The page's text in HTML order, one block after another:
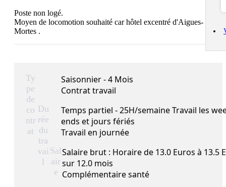
Poste non logé.
Moyen de locomotion souhaité car hôtel excentré d'Aigues-
Mortes .
Ty
pe
de
co
ntr
at
Saisonnier - 4 Mois
Contrat travail
Du
rée
du
tra
vai
l
Temps partiel - 25H/semaine Travail les
ends et jours fériés
Travail en journée
Sal
air
e
Salaire brut : Horaire de 13.0 Euros à 13.5
sur 12.0 mois
Complémentaire santé